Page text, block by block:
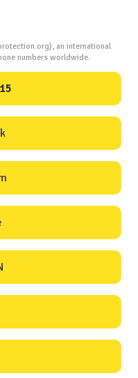
an international
numbers worldwide.